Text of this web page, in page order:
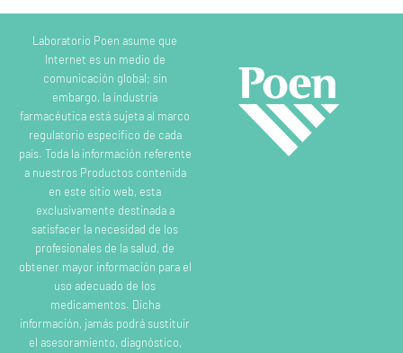
Laboratorio Poen asume que
Internet es un medio de
comunicación global; sin
embargo, la industria
farmacéutica está sujeta al marco
regulatorio específico de cada
país. Toda la información referente
a nuestros Productos contenida
en este sitio web, esta
exclusivamente destinada a
satisfacer la necesidad de los
profesionales de la salud, de
obtener mayor información para el
uso adecuado de los
medicamentos. Dicha
información, jamás podrá sustituir
el asesoramiento, diagnóstico,